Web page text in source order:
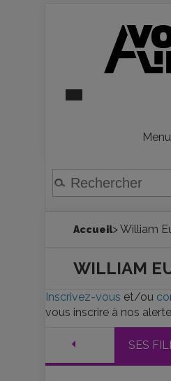
Menu
Accueil> William
WILLIAM
Inscrivez-vous et/ou
vous inscrire à nos
SES